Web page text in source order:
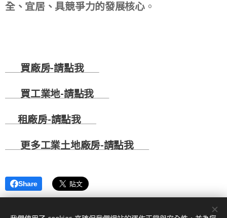
全、宜居、具競爭力的發展核心。
買廠房-請點我
買工業地-請點我
租廠房-請點我
💻更多工業土地廠房-請點我
Share